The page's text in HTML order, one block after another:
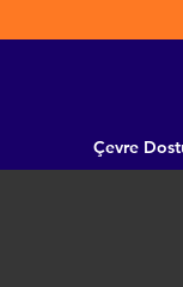
Çevre